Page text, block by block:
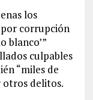
los
corrupción
blanco’”
culpables
“miles de
otros delitos.